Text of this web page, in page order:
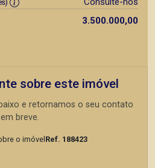
3.500.000,00
sobre este imóvel
e retornamos o seu contato
em breve.
o imóvel Ref. 188423